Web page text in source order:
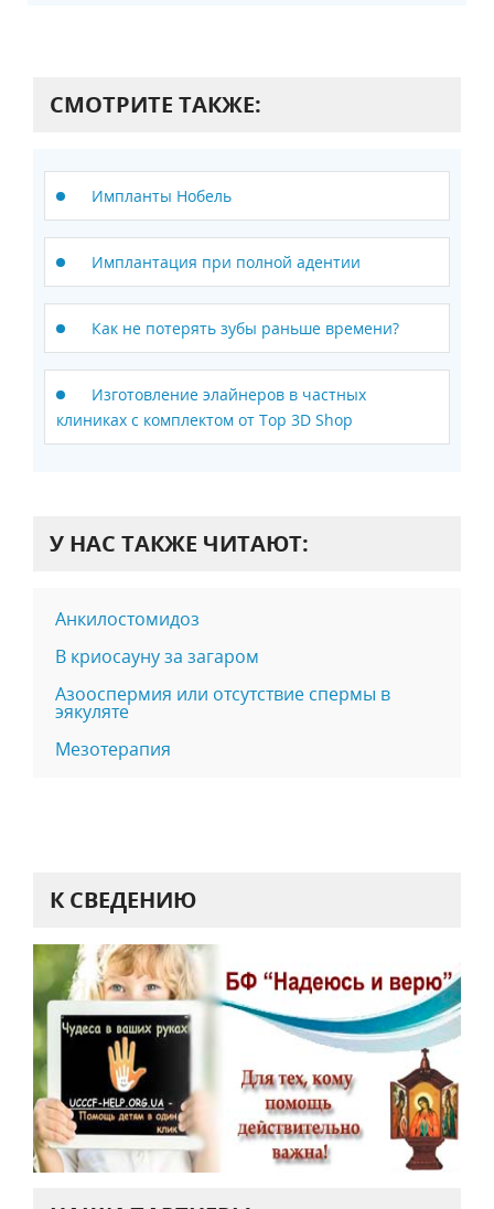
СМОТРИТЕ ТАКЖЕ:
Импланты Нобель
Имплантация при полной адентии
Как не потерять зубы раньше времени?
Изготовление элайнеров в частных
клиниках с комплектом от Top 3D Shop
У НАС ТАКЖЕ ЧИТАЮТ:
Анкилостомидоз
В криосауну за загаром
Азооспермия или отсутствие спермы в
эякуляте
Мезотерапия
К СВЕДЕНИЮ